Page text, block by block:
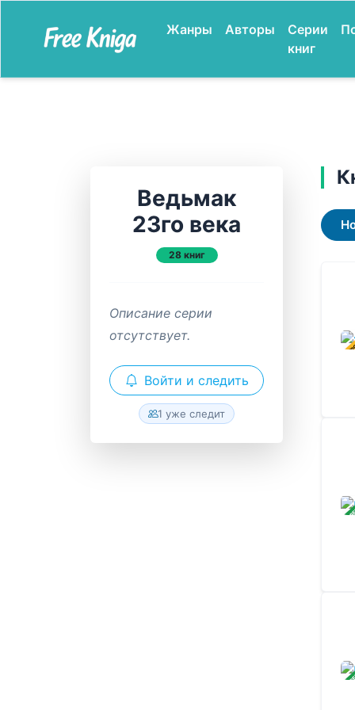
Жанры Авторы
Серии
книг
Ведьмак
23го века
28 книг
Описание серии
отсутствует.
Войти и следить
1 уже следит
В